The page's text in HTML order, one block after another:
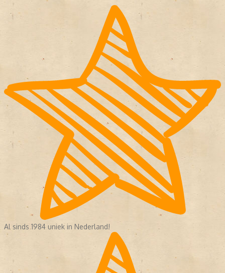
Al sinds 1984 uniek in Nederland!